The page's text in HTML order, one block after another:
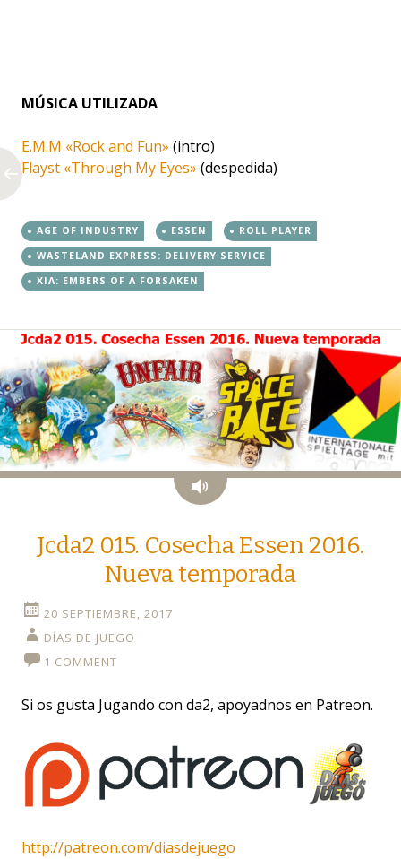
MÚSICA UTILIZADA
E.M.M «Rock and Fun» (intro)
Flayst «Through My Eyes» (despedida)
AGE OF INDUSTRY ESSEN
ROLL PLAYER
WASTELAND EXPRESS: DELIVERY SERVICE
XIA: EMBERS OF A FORSAKEN
Audio
Jcda2 015. Cosecha Essen 2016.
Nueva temporada
20 SEPTIEMBRE, 2017
DÍAS DE JUEGO
1 COMMENT
Si os gusta Jugando con da2, apoyadnos en Patreon.
http://patreon.com/diasdejuego